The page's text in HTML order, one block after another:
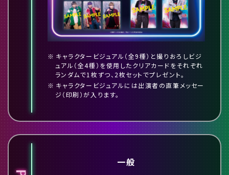
キャラクタービジュアル（全9種）と撮りおろしビジ
ュアル（全4種）を使用したクリアカードをそれぞれ
ランダムで1枚ずつ、2枚セットでプレゼント。
キャラクタービジュアルには出演者の直筆メッセー
ジ（印刷）が入ります。
一般